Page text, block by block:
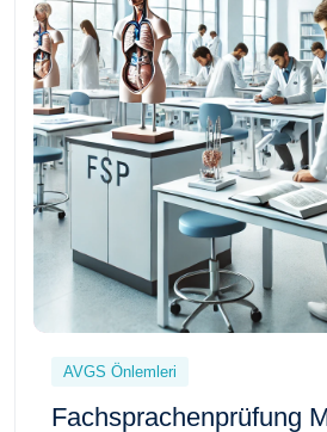
AVGS Önlemleri
Fachsprachenprüfung